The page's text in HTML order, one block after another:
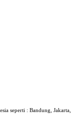
seperti : Bandung, Jakarta,